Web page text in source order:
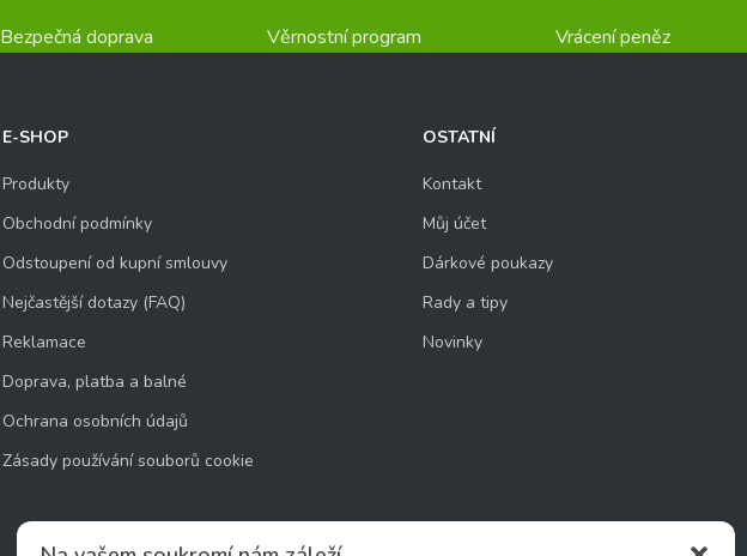
Bezpečná doprava Věrnostní program Vrácení peněz
E-SHOP
Produkty
Obchodní podmínky
Odstoupení od kupní smlouvy
Nejčastější dotazy (FAQ)
Reklamace
Doprava, platba a balné
Ochrana osobních údajů
Zásady používání souborů cookie
OSTATNÍ
Kontakt
Můj účet
Dárkové poukazy
Rady a tipy
Novinky